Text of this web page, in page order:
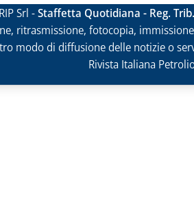
Srl -Staffetta Quotidiana - Reg.
ritrasmissione, fotocopia,
modo di diffusione delle notizie o
Rivista Italiana